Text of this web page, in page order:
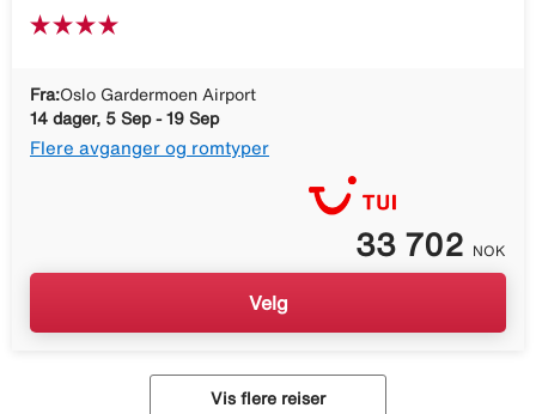
Fra:Oslo Gardermoen Airport
14 dager, 5 Sep - 19 Sep
Flere avganger og romtyper
33 702 NOK
Velg
Vis flere reiser